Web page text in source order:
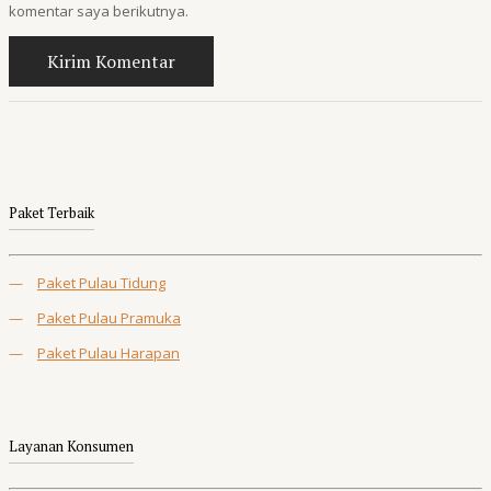
komentar saya berikutnya.
Paket Terbaik
—
Paket Pulau Tidung
—
Paket Pulau Pramuka
—
Paket Pulau Harapan
Layanan Konsumen